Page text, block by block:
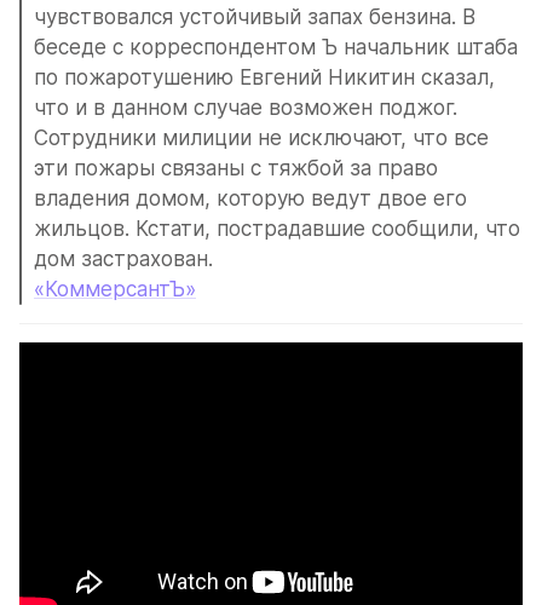
чувствовался устойчивый запах бензина. В
беседе с корреспондентом Ъ начальник штаба
по пожаротушению Евгений Никитин сказал,
что и в данном случае возможен поджог.
Сотрудники милиции не исключают, что все
эти пожары связаны с тяжбой за право
владения домом, которую ведут двое его
жильцов. Кстати, пострадавшие сообщили, что
дом застрахован.
«КоммерсантЪ»